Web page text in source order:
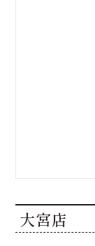
大宮店